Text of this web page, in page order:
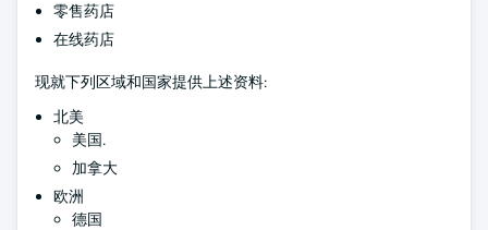
零售药店
在线药店
现就下列区域和国家提供上述资料:
北美
美国.
加拿大
欧洲
德国